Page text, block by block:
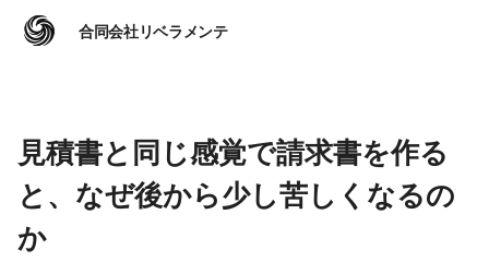
合同会社リベラメンテ
見積書と同じ感覚で請求書を作る
と、なぜ後から少し苦しくなるの
か